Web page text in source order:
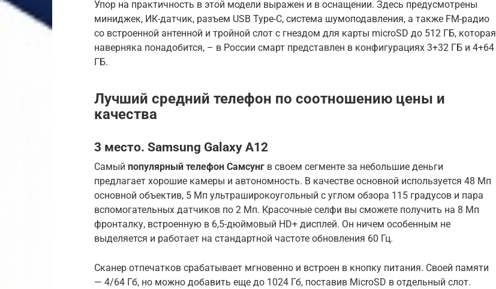
Упор на практичность в этой модели выражен и в оснащении. Здесь предусмотрены
миниджек, ИК-датчик, разъем USB Type-C, система шумоподавления, а также FM-радио
со встроенной антенной и тройной слот с гнездом для карты microSD до 512 ГБ, которая
наверняка понадобится, – в России смарт представлен в конфигурациях 3+32 ГБ и 4+64
ГБ.
Лучший средний телефон по соотношению цены и
качества
3 место. Samsung Galaxy A12
Самый популярный телефон Самсунг в своем сегменте за небольшие деньги
предлагает хорошие камеры и автономность. В качестве основной используется 48 Мп
основной объектив, 5 Мп ультраширокоугольный с углом обзора 115 градусов и пара
вспомогательных датчиков по 2 Мп. Красочные селфи вы сможете получить на 8 Мп
фронталку, встроенную в 6,5-дюймовый HD+ дисплей. Он ничем особенным не
выделяется и работает на стандартной частоте обновления 60 Гц.
Сканер отпечатков срабатывает мгновенно и встроен в кнопку питания. Своей памяти
— 4/64 Гб, но можно добавить еще до 1024 Гб, поставив MicroSD в отдельный слот.